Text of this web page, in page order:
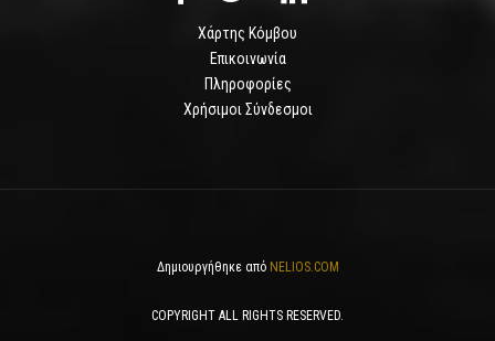
Χάρτης Κόμβου
Επικοινωνία
Πληροφορίες
Χρήσιμοι Σύνδεσμοι
Δημιουργήθηκε από NELIOS.COM
COPYRIGHT ALL RIGHTS RESERVED.